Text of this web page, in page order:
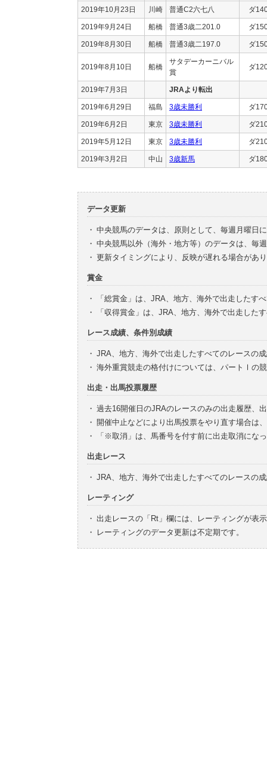
2019年10月23日 川崎 普通C2六七八 ダ
2019年9月24日 船橋 普通3歳二201.0 ダ
2019年8月30日 船橋 普通3歳二197.0 ダ
2019年8月10日 船橋
サタデーカーニバル
賞
ダ
2019年7月3日 JRAより転出
2019年6月29日 福島 3歳未勝利 ダ
2019年6月2日 東京 3歳未勝利 ダ
2019年5月12日 東京 3歳未勝利 ダ
2019年3月2日 中山 3歳新馬 ダ
データ更新
・ 中央競馬のデータは、原則として、毎週月曜日
・ 中央競馬以外（海外・地方等）のデータは、毎
・ 更新タイミングにより、反映が遅れる場合があ
賞金
・
「総賞金」は、JRA、地方、海外で出走したす
・
「収得賞金」は、JRA、地方、海外で出走した
レース成績、条件別成績
・ JRA、地方、海外で出走したすべてのレースの
・ 海外重賞競走の格付けについては、パートⅠの
出走・出馬投票履歴
・ 過去16開催日のJRAのレースのみの出走履歴、
・ 開催中止などにより出馬投票をやり直す場合は
・
「※取消」は、馬番号を付す前に出走取消にな
出走レース
・ JRA、地方、海外で出走したすべてのレースの
レーティング
・ 出走レースの「Rt」欄には、レーティングが表
・
レーティングのデータ更新は不定期です。